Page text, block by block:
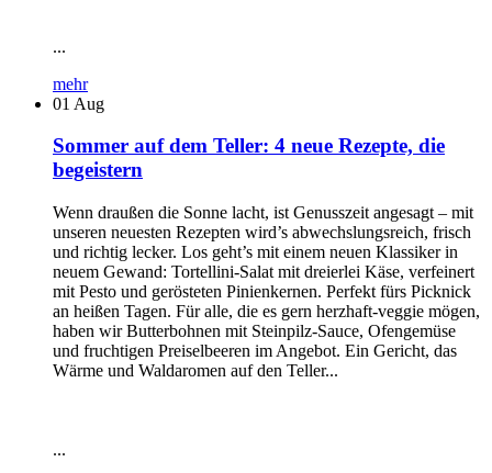
...
mehr
01 Aug
Sommer auf dem Teller: 4 neue Rezepte, die
begeistern
Wenn draußen die Sonne lacht, ist Genusszeit angesagt – mit
unseren neuesten Rezepten wird’s abwechslungsreich, frisch
und richtig lecker. Los geht’s mit einem neuen Klassiker in
neuem Gewand: Tortellini-Salat mit dreierlei Käse, verfeinert
mit Pesto und gerösteten Pinienkernen. Perfekt fürs Picknick
an heißen Tagen. Für alle, die es gern herzhaft-veggie mögen,
haben wir Butterbohnen mit Steinpilz-Sauce, Ofengemüse
und fruchtigen Preiselbeeren im Angebot. Ein Gericht, das
Wärme und Waldaromen auf den Teller...
...